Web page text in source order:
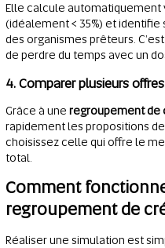
Elle calcule automatiquement
(idéalement < 35%) et
des organismes prêteurs.
de perdre du temps avec un
4. Comparer plusieurs offres
Grâce à une regroupement de
rapidement les propositions
choisissez celle qui offre le
total.
Comment
regroupement de
Réaliser une simulation est